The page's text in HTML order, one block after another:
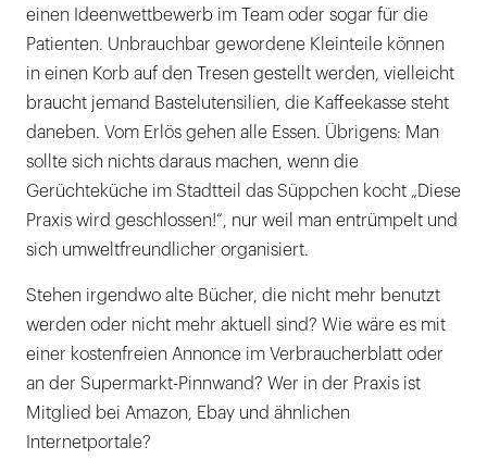
einen Ideenwettbewerb im Team oder sogar für die
Patienten. Unbrauchbar gewordene Kleinteile können
in einen Korb auf den Tresen gestellt werden, vielleicht
braucht jemand Bastelutensilien, die Kaffeekasse steht
daneben. Vom Erlös gehen alle Essen. Übrigens: Man
sollte sich nichts daraus machen, wenn die
Gerüchteküche im Stadtteil das Süppchen kocht „Diese
Praxis wird geschlossen!“, nur weil man entrümpelt und
sich umweltfreundlicher organisiert.
Stehen irgendwo alte Bücher, die nicht mehr benutzt
werden oder nicht mehr aktuell sind? Wie wäre es mit
einer kostenfreien Annonce im Verbraucherblatt oder
an der Supermarkt-Pinnwand? Wer in der Praxis ist
Mitglied bei Amazon, Ebay und ähnlichen
Internetportale?